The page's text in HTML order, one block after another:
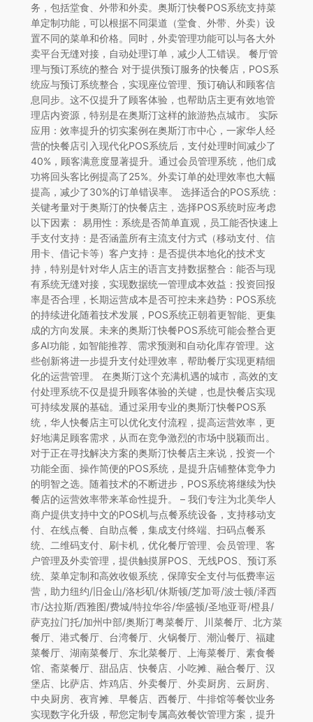
务，包括堂食、外带和外卖。奥斯汀快餐POS系统支持菜
单定制功能，可以根据不同渠道（堂食、外带、外卖）设
置不同的菜单和价格。同时，外卖管理功能可以与各大外
卖平台无缝对接，自动处理订单，减少人工错误。 餐厅管
理与预订系统的整合 对于提供预订服务的快餐店，POS系
统应与预订系统整合，实现座位管理、预订确认和顾客信
息同步。这不仅提升了顾客体验，也帮助店主更有效地管
理店内资源，特别是在奥斯汀这样的旅游热点城市。 实际
应用：效率提升的切实案例在奥斯汀市中心，一家华人经
营的快餐店引入现代化POS系统后，支付处理时间减少了
40%，顾客满意度显著提升。通过会员管理系统，他们成
功将回头客比例提高了25%。外卖订单的处理效率也大幅
提高，减少了30%的订单错误率。 选择适合的POS系统：
关键考量对于奥斯汀的快餐店主，选择POS系统时应考虑
以下因素： 易用性：系统是否简单直观，员工能否快速上
手支付支持：是否涵盖所有主流支付方式（移动支付、信
用卡、借记卡等）客户支持：是否提供本地化的技术支
持，特别是针对华人店主的语言支持数据整合：能否与现
有系统无缝对接，实现数据统一管理成本效益：投资回报
率是否合理，长期运营成本是否可控未来趋势：POS系统
的持续进化随着技术发展，POS系统正朝着更智能、更集
成的方向发展。未来的奥斯汀快餐POS系统可能会整合更
多AI功能，如智能推荐、需求预测和自动化库存管理。这
些创新将进一步提升支付处理效率，帮助餐厅实现更精细
化的运营管理。 在奥斯汀这个充满机遇的城市，高效的支
付处理系统不仅是提升顾客体验的关键，也是快餐店实现
可持续发展的基础。通过采用专业的奥斯汀快餐POS系
统，华人快餐店主可以优化支付流程，提高运营效率，更
好地满足顾客需求，从而在竞争激烈的市场中脱颖而出。
对于正在寻找解决方案的奥斯汀快餐店主来说，投资一个
功能全面、操作简便的POS系统，是提升店铺整体竞争力
的明智之选。随着技术的不断进步，POS系统将继续为快
餐店的运营效率带来革命性提升。 – 我们专注为北美华人
商户提供支持中文的POS机与点餐系统设备，支持移动支
付、在线点餐、自助点餐，集成支付终端、扫码点餐系
统、二维码支付、刷卡机，优化餐厅管理、会员管理、客
户管理及外卖管理，提供触摸屏POS、无线POS、预订系
统、菜单定制和高效收银系统，保障安全支付与低费率运
营，助力纽约/旧金山/洛杉矶/休斯顿/芝加哥/波士顿/泽西
市/达拉斯/西雅图/费城/特拉华谷/华盛顿/圣地亚哥/橙县/
萨克拉门托/加州中部/奥斯汀粤菜餐厅、川菜餐厅、北方菜
餐厅、港式餐厅、台湾餐厅、火锅餐厅、潮汕餐厅、福建
菜餐厅、湖南菜餐厅、东北菜餐厅、上海菜餐厅、素食餐
馆、斋菜餐厅、甜品店、快餐店、小吃摊、融合餐厅、汉
堡店、比萨店、炸鸡店、外卖餐厅、外卖厨房、云厨房、
中央厨房、夜宵摊、早餐店、西餐厅、牛排馆等餐饮业务
实现数字化升级，帮您定制专属高效餐饮管理方案，提升